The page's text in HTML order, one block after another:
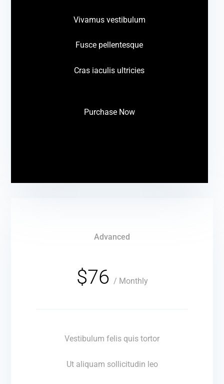
Vivamus vestibulum
Fusce pellentesque
Cras iaculis ultricies
Purchase Now
Advanced
$76 / Monthly
Vestibulum felis quis tortor
Ut aliquam sollicitudin leo